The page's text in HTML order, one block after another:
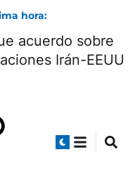
hora:
acuerdo sobre
Irán-EEUU